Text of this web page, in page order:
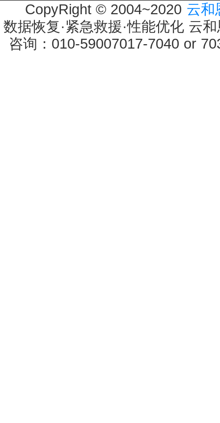
CopyRight © 2004~2020 云和
数据恢复·紧急救援·性能优化 云
咨询：010-59007017-7040 or